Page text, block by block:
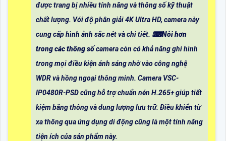
được trang bị nhiều tính năng và thông số kỹ thuật
chất lượng. Với độ phân giải 4K Ultra HD, camera này
cung cấp hình ảnh sắc nét và chi tiết. ⌨Nỗi hơn
trong các thông sốcamera còn có khả năng ghi hình
trong mọi điều kiện ánh sáng nhờ vào công nghệ
WDR và hồng ngoại thông minh. Camera VSC-
IP0480R-PSD cũng hỗ trợ chuẩn nén H.265+ giúp tiết
kiệm băng thông và dung lượng lưu trữ. Điều khiển từ
xa thông qua ứng dụng di động cũng là một tính năng
tiện ích của sản phẩm này.